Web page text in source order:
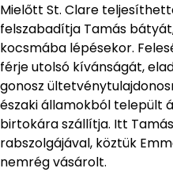
Mielőtt St. Clare
felszabadítja Tamás
kocsmába lépésekor.
férje utolsó kívánságát,
gonosz
északi államokból települt
birtokára szállítja. Itt
rabszolgájával, köztük
nemrég vásárolt.